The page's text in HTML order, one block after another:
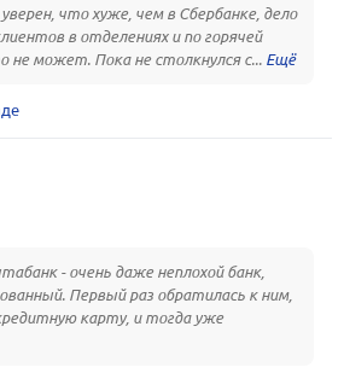
что хуже, чем в Сбербанке, дело
в отделениях и по горячей
не может. Пока не столкнулся с...
- очень даже неплохой банк,
Первый раз обратилась к ним,
карту, и тогда уже